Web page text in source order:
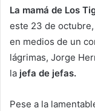
La mamá de Los
este 23 de
en medios de un
lágrimas, Jorge
la jefa de jefas.
Pese a la